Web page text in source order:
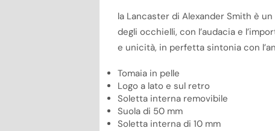
la Lancaster di Alexander Smith è
degli occhielli, con l’audacia e
e unicità, in perfetta sintonia con
Tomaia in pelle
Logo a lato e sul retro
Soletta interna removibile
Suola di 50 mm
Soletta interna di 10 mm